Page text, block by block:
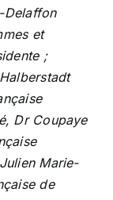
Delaffon
et
;
Dr Coupaye
Marie-
de